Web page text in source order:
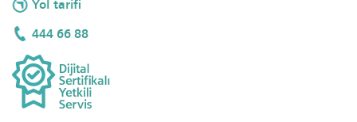
Yol tarifi
444 66 88